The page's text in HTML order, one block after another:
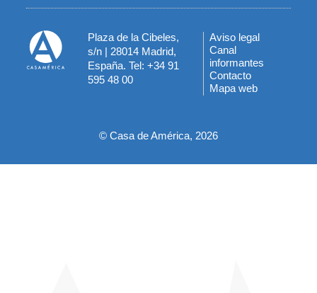
Plaza de la Cibeles,
s/n | 28014 Madrid,
España. Tel: +34 91
595 48 00
Menú
del
pie
Aviso legal
Canal
informantes
Contacto
Mapa web
© Casa de América, 2026